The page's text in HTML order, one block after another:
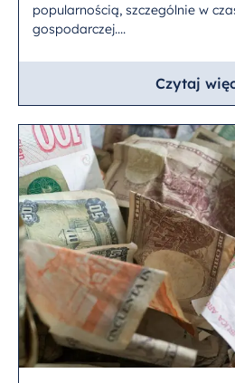
popularnością, szczególnie w
gospodarczej....
Czytaj